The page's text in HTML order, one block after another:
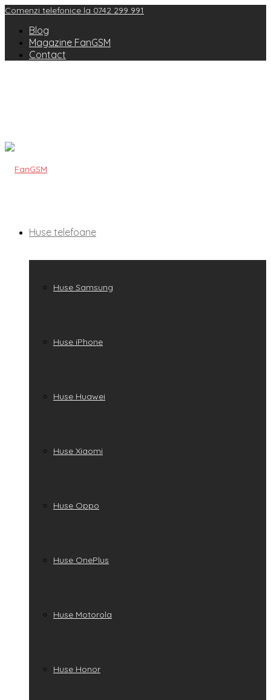
Comenzi telefonice la 0742 299 991
Blog
Magazine FanGSM
Contact
Huse telefoane
Huse Samsung
Huse iPhone
Huse Huawei
Huse Xiaomi
Huse Oppo
Huse OnePlus
Huse Motorola
Huse Honor